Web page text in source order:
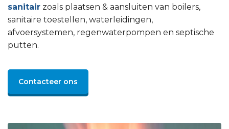
sanitair zoals plaatsen & aansluiten van boilers,
sanitaire toestellen, waterleidingen,
afvoersystemen, regenwaterpompen en septische
putten.
Contacteer ons